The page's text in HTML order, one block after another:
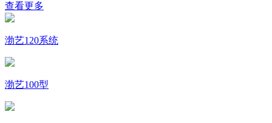
查看更多
渤艺120系统
渤艺100型